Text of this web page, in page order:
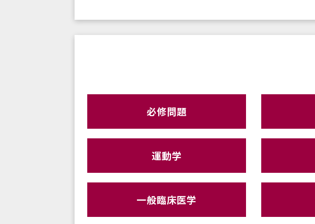
必修問題
運動学
一般臨床医学